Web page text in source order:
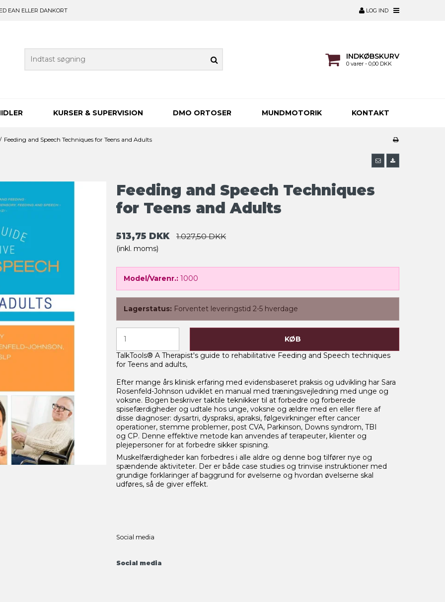
EAN ELLER DANKORT LOG IND
INDKØBSKURV
0 varer - 0,00 DKK
KURSER & SUPERVISION DMO ORTOSER MUNDMOTORIK KONTAKT
Feeding and Speech Techniques for Teens and Adults
Feeding and Speech Techniques
for Teens and Adults
513,75 DKK 1.027,50 DKK
(inkl. moms)
Model/Varenr.: 1000
Lagerstatus: Forventet leveringstid 2-5 hverdage
KØB
TalkTools® A Therapist's guide to rehabilitative Feeding and Speech techniques
for Teens and adults,
Efter mange års klinisk erfaring med evidensbaseret praksis og udvikling har Sara
Rosenfeld-Johnson udviklet en manual med træningsvejledning med unge og
voksne. Bogen beskriver taktile teknikker til at forbedre og forberede
spisefærdigheder og udtale hos unge, voksne og ældre med en eller flere af
disse diagnoser: dysartri, dyspraksi, apraksi, følgevirkninger efter cancer
operationer, stemme problemer, post CVA, Parkinson, Downs syndrom, TBI
og CP. Denne effektive metode kan anvendes af terapeuter, klienter og
plejepersoner for at forbedre sikker spisning.
Muskelfærdigheder kan forbedres i alle aldre og denne bog tilfører nye og
spændende aktiviteter. Der er både case studies og trinvise instruktioner med
grundige forklaringer af baggrund for øvelserne og hvordan øvelserne skal
udføres, så de giver effekt.
Social media
Social media